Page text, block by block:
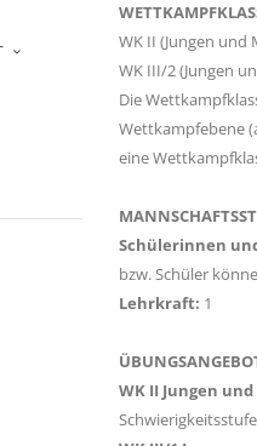
WK II (Jungen und
WK III/2 (Jungen
Die
Wettkampfebene
eine
Schülerinnen
bzw. Schüler
Lehrkraft: 1
WK II Jungen